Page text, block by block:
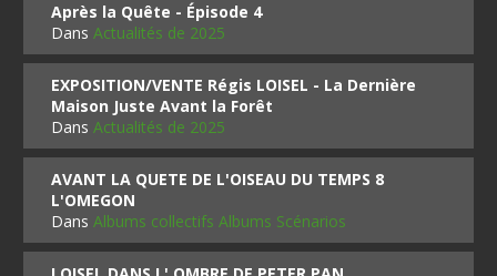
Après la Quête - Épisode 4
DansActualités de 2025
EXPOSITION/VENTE Régis LOISEL - La Dernière
Maison Juste Avant la Forêt
DansActualités de 2025
AVANT LA QUETE DE L'OISEAU DU TEMPS 8
L'OMEGON
DansAlbums collectifs Albums Scénarios